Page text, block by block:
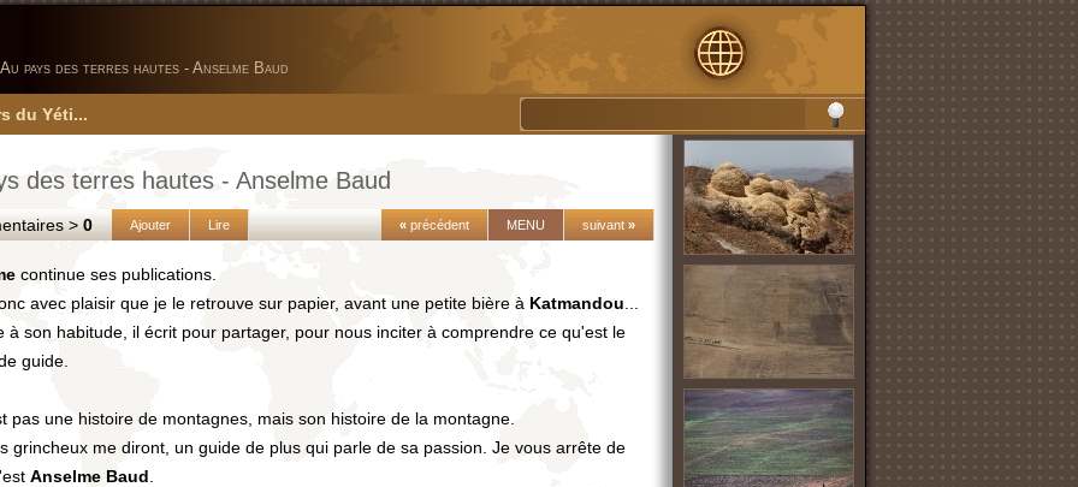
Au pays des terres hautes - Anselme Baud
du Yéti...
des terres hautes - Anselme Baud
>0 Ajouter Lire suivant »
MENU
« précédent
continue ses publications.
avec plaisir que je le retrouve sur papier, avant une petite bière à Katmandou
à son habitude, il écrit pour partager, pour nous inciter à comprendre ce qu'est le
guide.
pas une histoire de montagnes, mais son histoire de la montagne.
grincheux me diront, un guide de plus qui parle de sa passion. Je vous arrête de
Anselme Baud